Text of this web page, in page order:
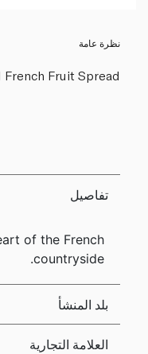
نظرة عامة
Fruit Spread
تفاصيل
of the French
countryside.
بلد المنشأ
العلامة التجارية